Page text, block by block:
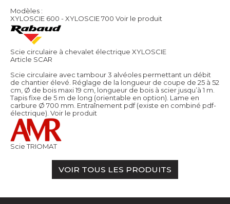
Modèles :
XYLOSCIE 600 - XYLOSCIE 700 Voir le produit
Scie circulaire à chevalet électrique XYLOSCIE
Article SCAR
Scie circulaire avec tambour 3 alvéoles permettant un débit
de chantier élevé. Réglage de la longueur de coupe de 25 à 52
cm, Ø de bois maxi 19 cm, longueur de bois à scier jusqu’à 1 m.
Tapis fixe de 5 m de long (orientable en option). Lame en
carbure Ø 700 mm. Entraînement pdf (existe en combiné pdf-
électrique). Voir le produit
Scie TRIOMAT
VOIR TOUS LES PRODUITS